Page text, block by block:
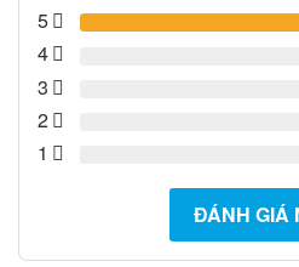
5
4
3
2
1
ĐÁNH GIÁ